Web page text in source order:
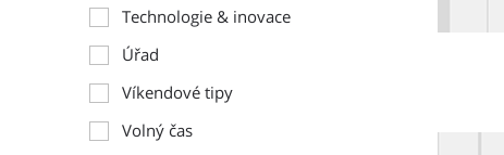
Technologie & inovace
Úřad
Víkendové tipy
Volný čas